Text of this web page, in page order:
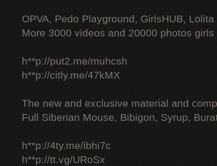
OPVA, Pedo Playground, GirlsHUB, Lolita
More 3000 videos and 20000 photos
h**p://put2.me/muhcsh
h**p://citly.me/47kMX
The new and exclusive material and
Full Siberian Mouse, Bibigon, Syrup,
h**p://4ty.me/ibhi7c
h**p://tt.vg/URoSx